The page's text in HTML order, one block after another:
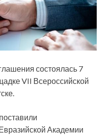
состоялась 7
VII Всероссийской
Академии